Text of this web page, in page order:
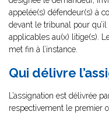
appelée(s) défendeur(s) à
devant le tribunal pour
applicables au(x) litige(s).
met fin à l’instance.
Qui délivre
L’assignation est délivrée
respectivement le premier